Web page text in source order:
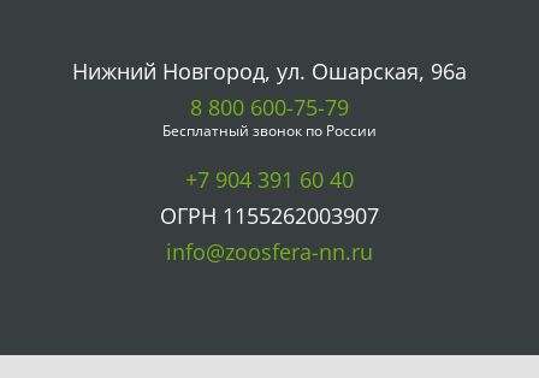
Нижний Новгород, ул. Ошарская, 96а
8 800 600-75-79
Бесплатный звонок по России
+7 904 391 60 40
ОГРН 1155262003907
info@zoosfera-nn.ru